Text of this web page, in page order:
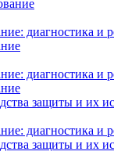
диагностика и
диагностика и
защиты и их
диагностика и
защиты и их